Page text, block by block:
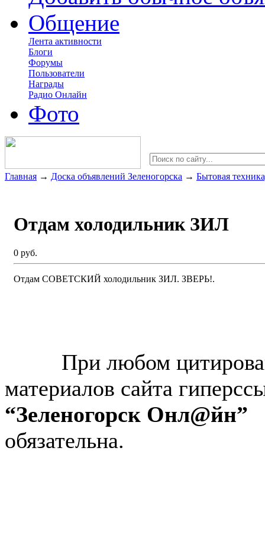
Общение
Лента активности
Блоги
Форумы
Пользователи
Награды
Радио Онлайн
Фото
Главная → Доска объявлений Зеленогорска → Бытовая
Отдам холодильник ЗИЛ
0 руб.
Отдам СОВЕТСКИЙ холодильник ЗИЛ. ЗВЕРЬ!.
При любом
материалов сайта
“Зеленогорск Онл@йн”
обязательна.